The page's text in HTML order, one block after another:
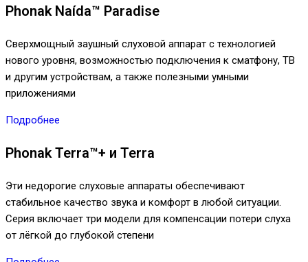
Phonak Naída™ Paradise
Сверхмощный заушный слуховой аппарат с технологией
нового уровня, возможностью подключения к сматфону, ТВ
и другим устройствам, а также полезными умными
приложениями
Подробнее
Phonak Terra™+ и Terra
Эти недорогие слуховые аппараты обеспечивают
стабильное качество звука и комфорт в любой ситуации.
Серия включает три модели для компенсации потери слуха
от лёгкой до глубокой степени